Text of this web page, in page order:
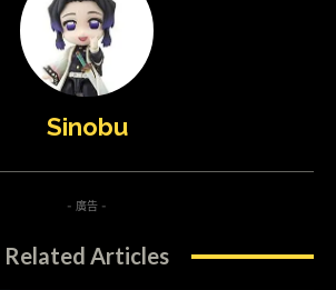
Sinobu
- 廣告 -
Related Articles